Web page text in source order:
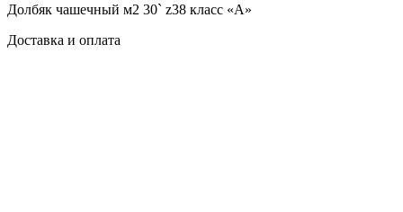
Долбяк чашечный м2 30` z38 класс «А»
Доставка и оплата